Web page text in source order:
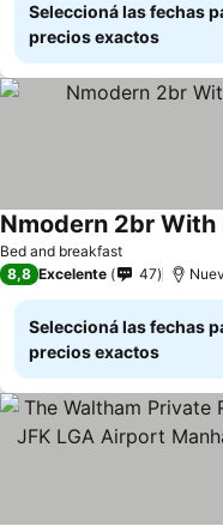
Seleccioná las fechas
precios exactos
Bed and breakfast
8,8 Excelente 47
Seleccioná las fechas
precios exactos